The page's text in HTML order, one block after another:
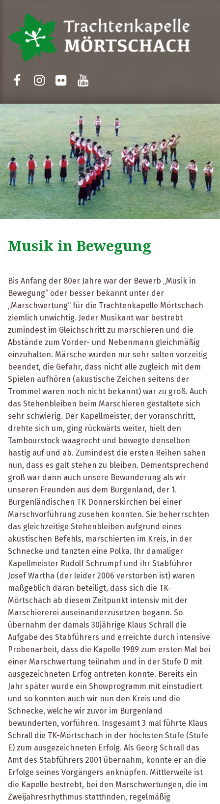
Musik in Bewegung
Bis Anfang der 80er Jahre war der Bewerb „Musik in
Bewegung“ oder besser bekannt unter der
„Marschwertung“ für die Trachtenkapelle Mörtschach
ziemlich unwichtig. Jeder Musikant war bestrebt
zumindest im Gleichschritt zu marschieren und die
Abstände zum Vorder- und Nebenmann gleichmäßig
einzuhalten. Märsche wurden nur sehr selten vorzeitig
beendet, die Gefahr, dass nicht alle zugleich mit dem
Spielen aufhören (akustische Zeichen seitens der
Trommel waren noch nicht bekannt) war zu groß. Auch
das Stehenbleiben beim Marschieren gestaltete sich
sehr schwierig. Der Kapellmeister, der voranschritt,
drehte sich um, ging rückwärts weiter, hielt den
Tambourstock waagrecht und bewegte denselben
hastig auf und ab. Zumindest die ersten Reihen sahen
nun, dass es galt stehen zu bleiben. Dementsprechend
groß war dann auch unsere Bewunderung als wir
unseren Freunden aus dem Burgenland, der 1.
Burgenländischen TK Donnerskirchen bei einer
Marschvorführung zusehen konnten. Sie beherrschten
das gleichzeitige Stehenbleiben aufgrund eines
akustischen Befehls, marschierten im Kreis, in der
Schnecke und tanzten eine Polka. Ihr damaliger
Kapellmeister Rudolf Schrumpf und ihr Stabführer
Josef Wartha (der leider 2006 verstorben ist) waren
maßgeblich daran beteiligt, dass sich die TK-
Mörtschach ab diesem Zeitpunkt intensiv mit der
Marschiererei auseinanderzusetzen begann. So
übernahm der damals 30jährige Klaus Schrall die
Aufgabe des Stabführers und erreichte durch intensive
Probenarbeit, dass die Kapelle 1989 zum ersten Mal bei
einer Marschwertung teilnahm und in der Stufe D mit
ausgezeichneten Erfog antreten konnte. Bereits ein
Jahr später wurde ein Showprogramm mit einstudiert
und so konnten auch wir nun den Kreis und die
Schnecke, welche wir zuvor im Burgenland
bewunderten, vorführen. Insgesamt 3 mal führte Klaus
Schrall die TK-Mörtschach in der höchsten Stufe (Stufe
E) zum ausgezeichneten Erfolg. Als Georg Schrall das
Amt des Stabführers 2001 übernahm, konnte er an die
Erfolge seines Vorgängers anknüpfen. Mittlerweile ist
die Kapelle bestrebt, bei den Marschwertungen, die im
Zweijahresrhythmus stattfinden, regelmäßig